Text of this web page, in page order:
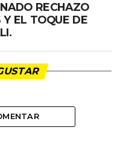
RECHAZO
EL TOQUE DE